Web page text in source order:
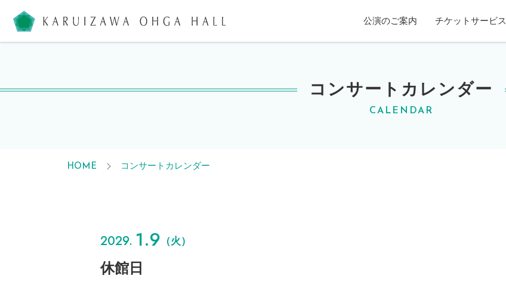
公演のご案内 チケットサービス
コンサートカレンダー
CALENDAR
HOME コンサートカレンダー
2029. 1.9 （火）
休館日